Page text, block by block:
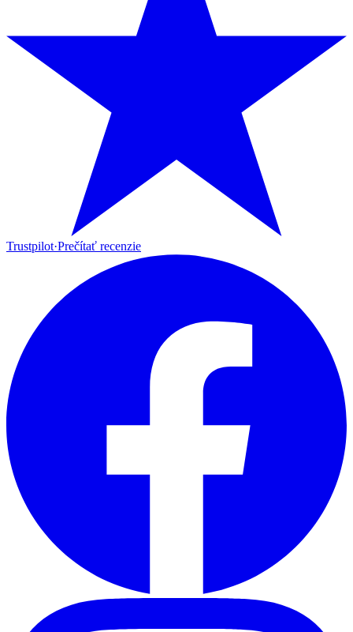
Trustpilot·Prečítať recenzie